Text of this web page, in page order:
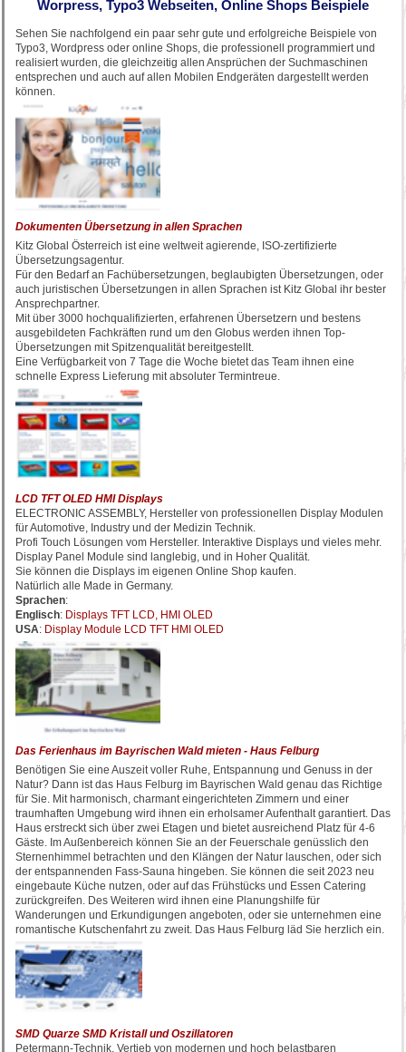
Worpress, Typo3 Webseiten, Online Shops Beispiele
Sehen Sie nachfolgend ein paar sehr gute und erfolgreiche Beispiele von
Typo3, Wordpress oder online Shops, die professionell programmiert und
realisiert wurden, die gleichzeitig allen Ansprüchen der Suchmaschinen
entsprechen und auch auf allen Mobilen Endgeräten dargestellt werden
können.
Dokumenten Übersetzung in allen Sprachen
Kitz Global Österreich ist eine weltweit agierende, ISO-zertifizierte
Übersetzungsagentur.
Für den Bedarf an Fachübersetzungen, beglaubigten Übersetzungen, oder
auch juristischen Übersetzungen in allen Sprachen ist Kitz Global ihr bester
Ansprechpartner.
Mit über 3000 hochqualifizierten, erfahrenen Übersetzern und bestens
ausgebildeten Fachkräften rund um den Globus werden ihnen Top-
Übersetzungen mit Spitzenqualität bereitgestellt.
Eine Verfügbarkeit von 7 Tage die Woche bietet das Team ihnen eine
schnelle Express Lieferung mit absoluter Termintreue.
LCD TFT OLED HMI Displays
ELECTRONIC ASSEMBLY, Hersteller von professionellen Display Modulen
für Automotive, Industry und der Medizin Technik.
Profi Touch Lösungen vom Hersteller. Interaktive Displays und vieles mehr.
Display Panel Module sind langlebig, und in Hoher Qualität.
Sie können die Displays im eigenen Online Shop kaufen.
Natürlich alle Made in Germany.
Sprachen:
Englisch: Displays TFT LCD, HMI OLED
USA: Display Module LCD TFT HMI OLED
Das Ferienhaus im Bayrischen Wald mieten - Haus Felburg
Benötigen Sie eine Auszeit voller Ruhe, Entspannung und Genuss in der
Natur? Dann ist das Haus Felburg im Bayrischen Wald genau das Richtige
für Sie. Mit harmonisch, charmant eingerichteten Zimmern und einer
traumhaften Umgebung wird ihnen ein erholsamer Aufenthalt garantiert. Das
Haus erstreckt sich über zwei Etagen und bietet ausreichend Platz für 4-6
Gäste. Im Außenbereich können Sie an der Feuerschale genüsslich den
Sternenhimmel betrachten und den Klängen der Natur lauschen, oder sich
der entspannenden Fass-Sauna hingeben. Sie können die seit 2023 neu
eingebaute Küche nutzen, oder auf das Frühstücks und Essen Catering
zurückgreifen. Des Weiteren wird ihnen eine Planungshilfe für
Wanderungen und Erkundigungen angeboten, oder sie unternehmen eine
romantische Kutschenfahrt zu zweit. Das Haus Felburg läd Sie herzlich ein.
SMD Quarze SMD Kristall und Oszillatoren
Petermann-Technik, Vertieb von modernen und hoch belastbaren